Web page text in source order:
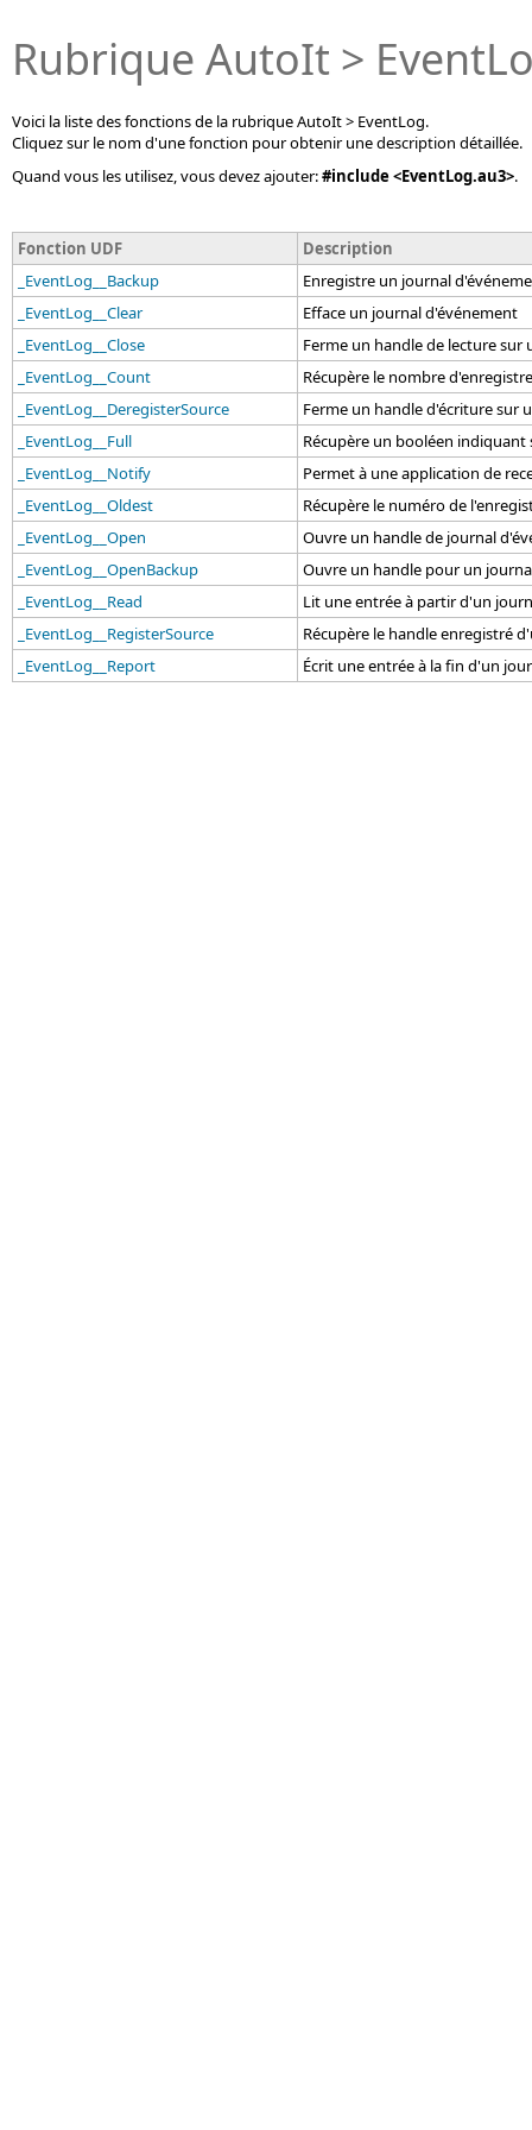
Rubrique AutoIt >
Voici la liste des fonctions de la rubrique AutoIt > EventLog.
Cliquez sur le nom d'une fonction pour obtenir une description détaillée.
Quand vous les utilisez, vous devez ajouter:#include <EventLog.au3>.
Fonction UDF
Description
_EventLog__Backup
Enregistre un journal
_EventLog__Clear
Efface un journal d'événement
_EventLog__Close
Ferme un handle de lecture
_EventLog__Count
Récupère le nombre
_EventLog__DeregisterSource
Ferme un handle d'écriture sur
_EventLog__Full
Récupère un booléen
_EventLog__Notify
Permet à une application de
_EventLog__Oldest
Récupère le numéro de
_EventLog__Open
Ouvre un handle de journal
_EventLog__OpenBackup
Ouvre un handle pour un
_EventLog__Read
Lit une entrée à partir d'un
_EventLog__RegisterSource
Récupère le handle enregistré
_EventLog__Report
Écrit une entrée à la fin d'un